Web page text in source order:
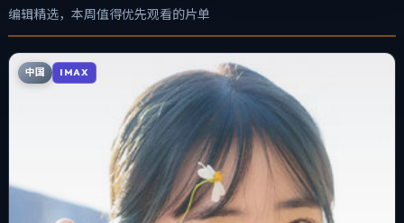
编辑精选，本周值得优先观看的片单
中国 IMAX